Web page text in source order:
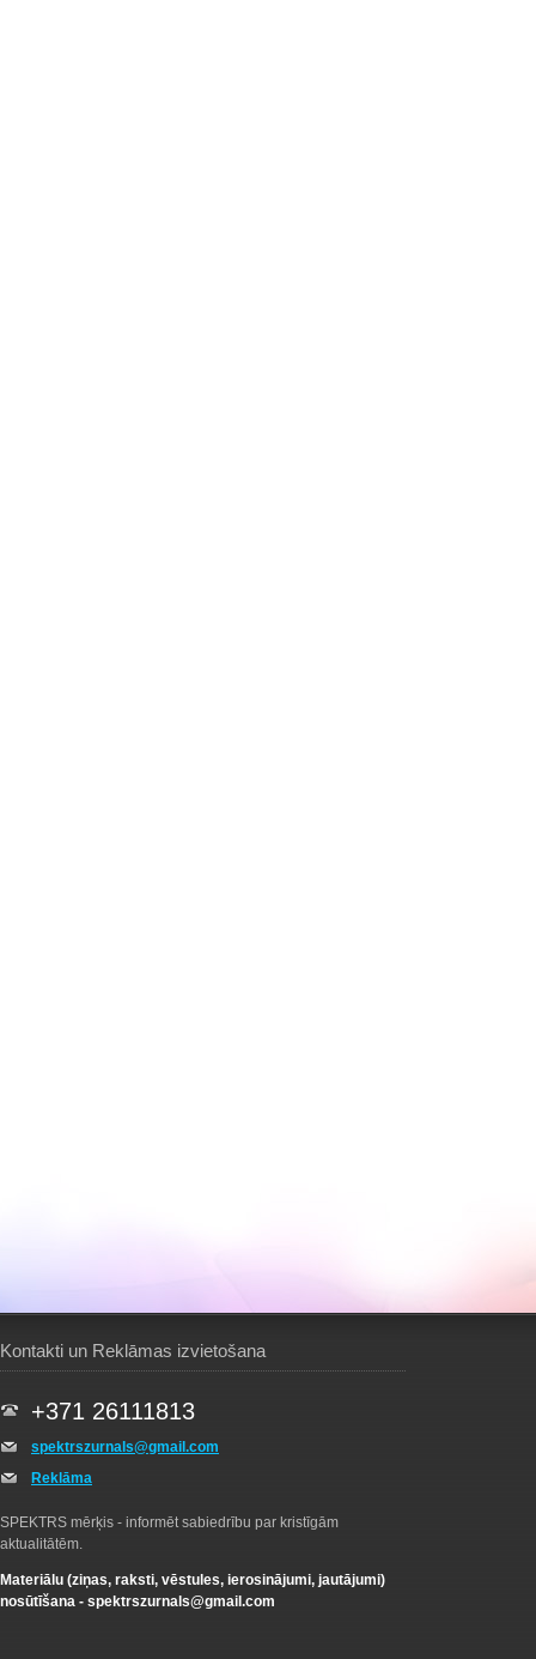
Kontakti un Reklāmas izvietošana
+371 26111813
spektrszurnals@gmail.com
Reklāma
SPEKTRS mērķis - informēt sabiedrību par kristīgām
aktualitātēm.
Materiālu (ziņas, raksti, vēstules, ierosinājumi, jautājumi)
nosūtīšana - spektrszurnals@gmail.com